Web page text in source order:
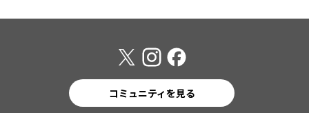
コミュニティを見る